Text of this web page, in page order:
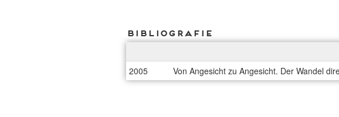
Bibliografie
2005 Von Angesicht zu Angesicht. Der Wandel